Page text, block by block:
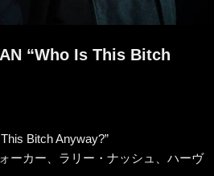
“Who Is This Bitch
Bitch Anyway?”
ーカー、ラリー・ナッシュ、ハーヴ